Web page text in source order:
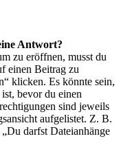
Antwort?
zu eröffnen, musst du
einen Beitrag zu
klicken. Es könnte sein,
bevor du einen
sind jeweils
aufgelistet. Z. B.
darfst Dateianhänge